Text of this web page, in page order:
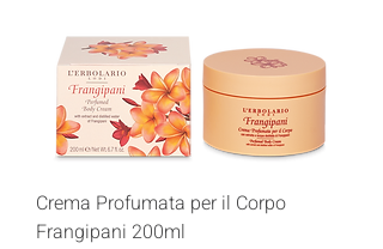
Crema Profumata per il Corpo
Frangipani 200ml